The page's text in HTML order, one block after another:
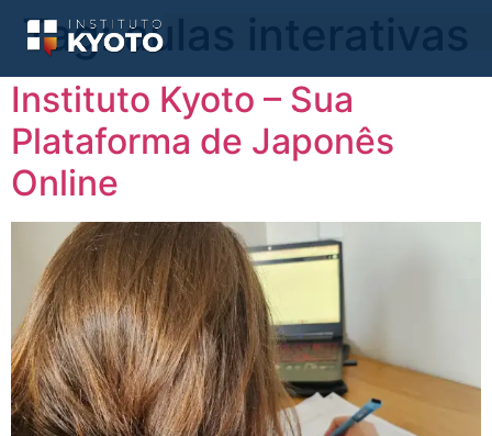
Tag:aulas interativas
Instituto Kyoto – Sua
Plataforma de Japonês
Online